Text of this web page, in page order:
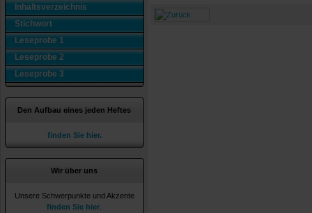
Inhaltsverzeichnis
Stichwort
Leseprobe 1
Leseprobe 2
Leseprobe 3
Den Aufbau eines jeden Heftes
finden Sie hier.
Wir über uns
Unsere Schwerpunkte und Akzente
finden Sie hier